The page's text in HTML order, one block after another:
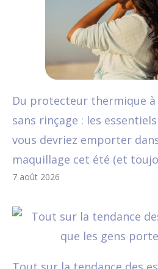
Du protecteur thermique
sans rinçage : les
vous devriez emporter
maquillage cet été (et
7 août 2026